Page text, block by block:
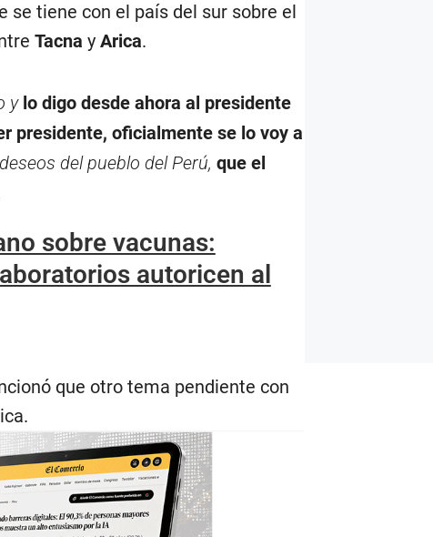
se tiene con el país del sur sobre el
Tacna y Arica.
ylo digo desde ahora al presidente
presidente, oficialmente se lo voy a
del pueblo del Perú, que el
sobre vacunas:
autoricen al
que otro tema pendiente con